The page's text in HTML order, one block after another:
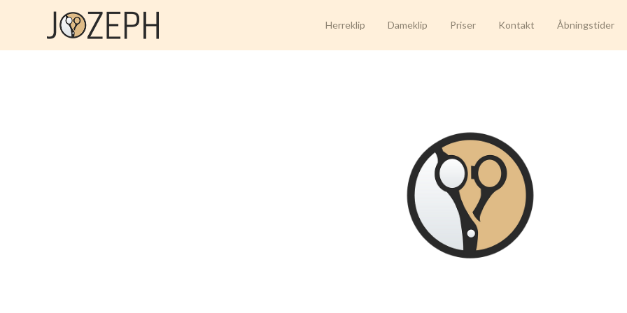
Herreklip Dameklip Priser Kontakt Åbningstider